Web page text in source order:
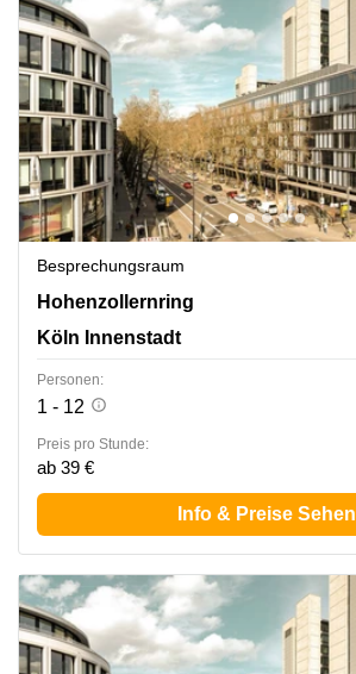
Besprechungsraum
Hohenzollernring 57, Köln Innenstadt
Hohenzollernring
Köln Innenstadt
Personen:
1 - 12
Preis pro Stunde:
ab 39 €
Info & Preise Sehen